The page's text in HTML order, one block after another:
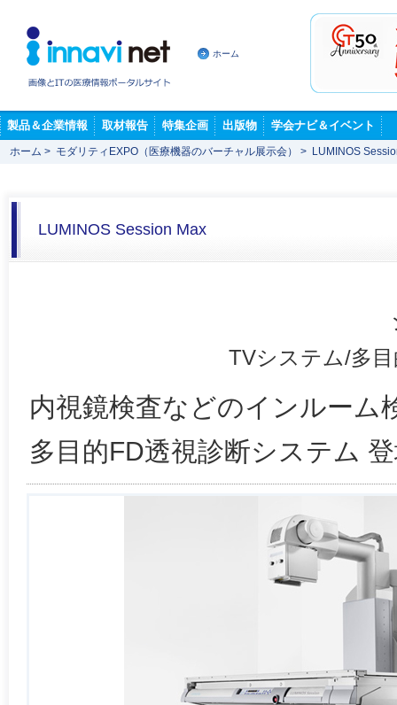
ホーム
製品＆企業情報 取材報告 特集企画 出版物 学会ナビ＆イベント
ホーム > モダリティEXPO（医療機器のバーチャル展示会） > LUMINOS
LUMINOS Session Max
TVシステム/多
内視鏡検査などのインルーム
多目的FD透視診断システム